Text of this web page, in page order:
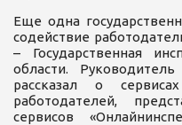
Еще одна
содействие
– Государственная
области.
рассказал о
работодателей,
сервисов